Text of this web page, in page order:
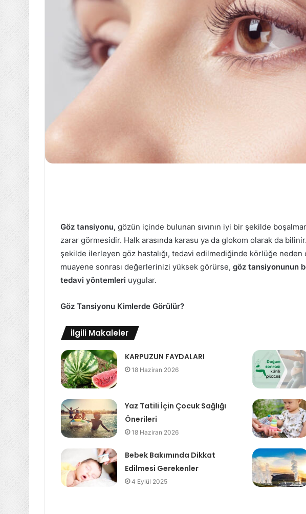
Göz tansiyonu, gözün içinde bulunan sıvının iyi bir şekilde
zarar görmesidir. Halk arasında karasu ya da glokom olarak da
şekilde ilerleyen göz hastalığı, tedavi edilmediğinde körlüğe neden
muayene sonrası değerlerinizi yüksek görürse, göz tansiyonunun
tedavi yöntemleri uygular.
Göz Tansiyonu Kimlerde Görülür?
İlgili Makaleler
KARPUZUN FAYDALARI
18 Haziran 2026
Yaz Tatili İçin Çocuk Sağlığı
Önerileri
18 Haziran 2026
Bebek Bakımında Dikkat
Edilmesi Gerekenler
4 Eylül 2025